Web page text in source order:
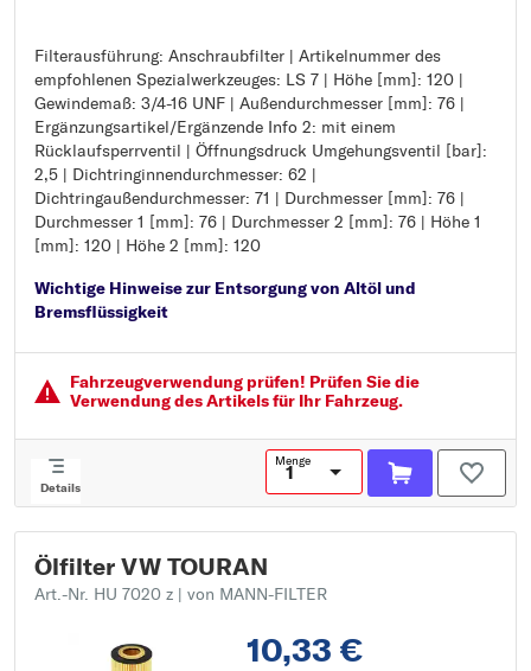
Filterausführung: Anschraubfilter | Artikelnummer des
empfohlenen Spezialwerkzeuges: LS 7 | Höhe [mm]: 120 |
Gewindemaß: 3/4-16 UNF | Außendurchmesser [mm]: 76 |
Ergänzungsartikel/Ergänzende Info 2: mit einem
Rücklaufsperrventil | Öffnungsdruck Umgehungsventil [bar]:
2,5 | Dichtringinnendurchmesser: 62 |
Dichtringaußendurchmesser: 71 | Durchmesser [mm]: 76 |
Durchmesser 1 [mm]: 76 | Durchmesser 2 [mm]: 76 | Höhe 1
[mm]: 120 | Höhe 2 [mm]: 120
Wichtige Hinweise zur Entsorgung von Altöl und
Bremsflüssigkeit
Filterausführung: Anschraubfilter
Artikelnummer des empfohlenen Spezialwerkzeuges: LS 7
Höhe [mm]: 120
Gewindemaß: 3/4-16 UNF
Außendurchmesser [mm]: 76
Ergänzungsartikel/Ergänzende Info 2: mit einem
Rücklaufsperrventil
Öffnungsdruck Umgehungsventil [bar]: 2,5
Dichtringinnendurchmesser: 62
Durchmesser [mm]: 76
Durchmesser 1 [mm]: 76
Höhe 2 [mm]: 120
Fahrzeugver­wendung prüfen! Prüfen Sie die
Verwendung des Artikels für Ihr Fahrzeug.
Details
Menge
Ölfilter VW TOURAN
Art.-Nr. HU 7020 z | von MANN-FILTER
10,33 €